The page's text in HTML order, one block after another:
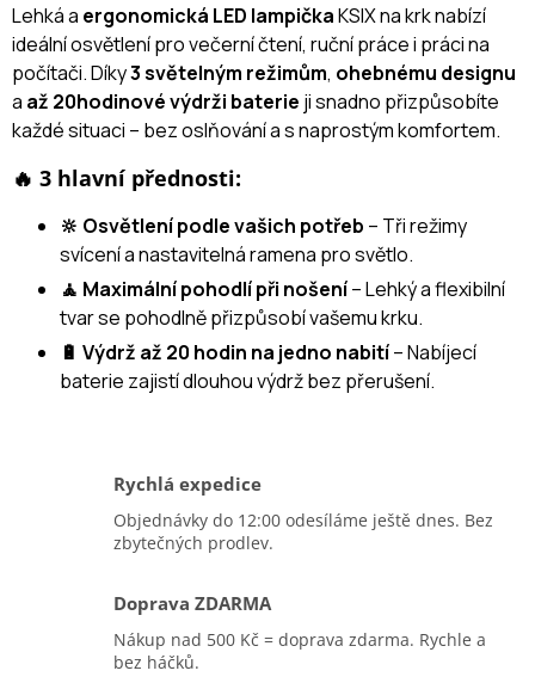
Lehká a ergonomická LED lampičkaKSIX na krk nabízí
ideální osvětlení pro večerní čtení, ruční práce i práci na
počítači. Díky3 světelným režimům, ohebnému designu
a až 20hodinové výdrži baterie ji snadno přizpůsobíte
každé situaci – bez oslňování a s naprostým komfortem.
🔥 3 hlavní přednosti:
🔆 Osvětlení podle vašich potřeb – Tři režimy
svícení a nastavitelná ramena pro světlo.
🧘 Maximální pohodlí při nošení– Lehký a flexibilní
tvar se pohodlně přizpůsobí vašemu krku.
🔋 Výdrž až 20 hodin na jedno nabití– Nabíjecí
baterie zajistí dlouhou výdrž bez přerušení.
Rychlá expedice
Objednávky do 12:00 odesíláme ještě dnes. Bez
zbytečných prodlev.
Doprava ZDARMA
Nákup nad 500 Kč = doprava zdarma. Rychle a
bez háčků.